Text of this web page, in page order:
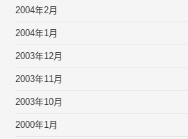
2004年2月
2004年1月
2003年12月
2003年11月
2003年10月
2000年1月